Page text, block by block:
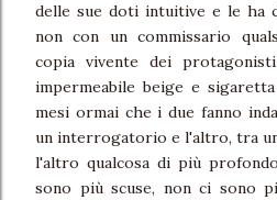
delle sue doti intuitive e le ha
non con un commissario
copia vivente dei
impermeabile beige e
mesi ormai che i due fanno
un interrogatorio e l'altro, tra
l'altro qualcosa di più
sono più scuse, non ci sono